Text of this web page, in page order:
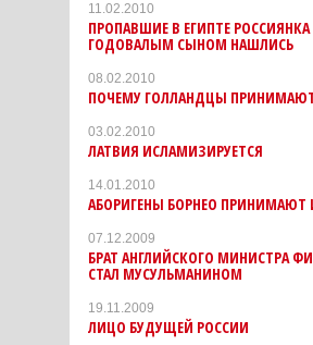
11.02.2010
ПРОПАВШИЕ В ЕГИПТЕ РОССИЯНКА
ГОДОВАЛЫМ СЫНОМ НАШЛИСЬ
08.02.2010
ПОЧЕМУ ГОЛЛАНДЦЫ
03.02.2010
ЛАТВИЯ ИСЛАМИЗИРУЕТСЯ
14.01.2010
АБОРИГЕНЫ БОРНЕО ПРИНИМАЮТ
07.12.2009
БРАТ АНГЛИЙСКОГО МИНИСТРА
СТАЛ МУСУЛЬМАНИНОМ
19.11.2009
ЛИЦО БУДУЩЕЙ РОССИИ